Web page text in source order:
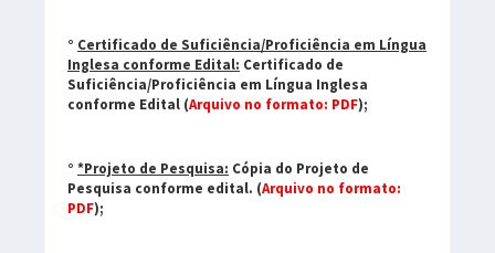
° Certificado de Suficiência/Proficiência em Língua
Inglesa conforme Edital: Certificado de
Suficiência/Proficiência em Língua Inglesa
conforme Edital (Arquivo no formato: PDF);
° *Projeto de Pesquisa: Cópia do Projeto de
Pesquisa conforme edital. (Arquivo no formato:
PDF);